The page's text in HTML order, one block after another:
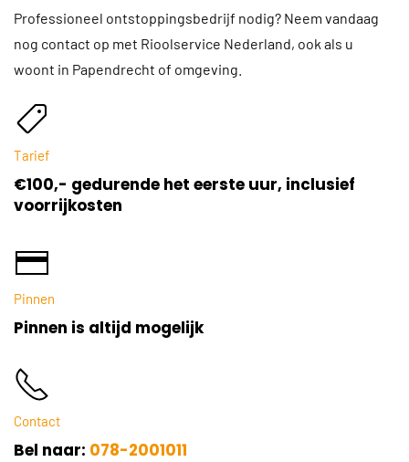
Professioneel ontstoppingsbedrijf nodig? Neem vandaag
nog contact op met Rioolservice Nederland, ook als u
woont in Papendrecht of omgeving.
Tarief
€100,- gedurende het eerste uur, inclusief
voorrijkosten
Pinnen
Pinnen is altijd mogelijk
Contact
Bel naar: 078-2001011